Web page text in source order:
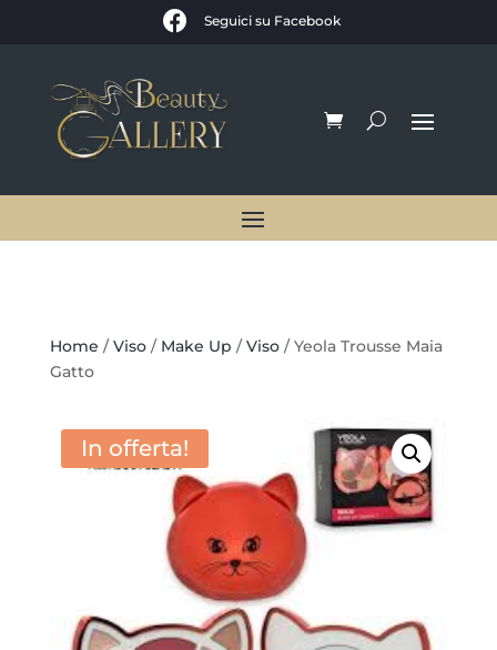
 Seguici su Facebook
Home /Viso/ Make Up /Viso/ Yeola Trousse Maia
Gatto
In offerta!